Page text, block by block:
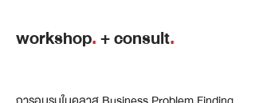
workshop.+ consult.